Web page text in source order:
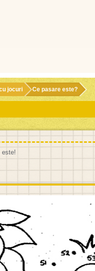
jocuri Ce pasare este?
este!